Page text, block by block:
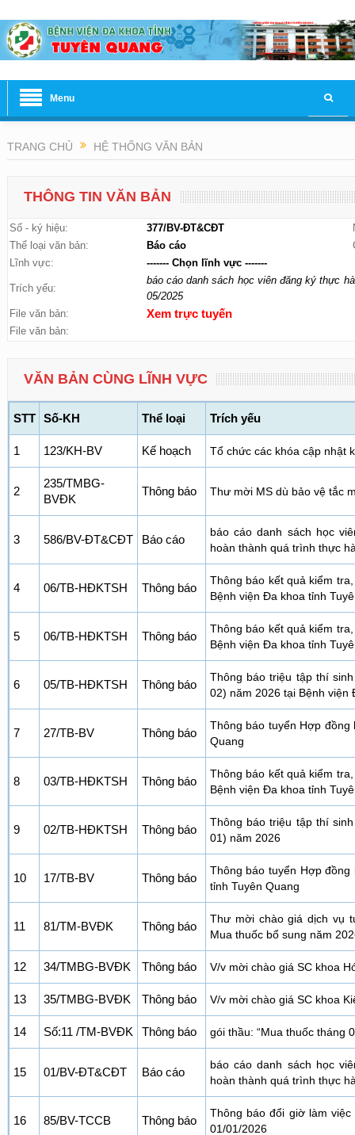
Menu
TRANG CHỦ HỆ THỐNG VĂN BẢN
THÔNG TIN VĂN BẢN
Số - ký hiệu: 377/BV-ĐT&CĐT
Thể loại văn bản:
Báo cáo
Lĩnh vực:
------- Chọn lĩnh vực -------
Trích yếu:
báo cáo danh sách học viên đăng ký thực
05/2025
File văn bản:
Xem trực tuyến
File văn bản:
VĂN BẢN CÙNG LĨNH VỰC
STT Số-KH Thể loại Trích yếu
1 123/KH-BV Kế hoạch Tổ chức các khóa cập nhật
2
235/TMBG-
BVĐK
Thông báo Thư mời MS dù bảo vệ tắc
3 586/BV-ĐT&CĐT Báo cáo
báo cáo danh sách học
hoàn thành quá trình thực
4 06/TB-HĐKTSH Thông báo
Thông báo kết quả kiểm
Bệnh viện Đa khoa tỉnh
5 06/TB-HĐKTSH Thông báo
Thông báo kết quả kiểm
Bệnh viện Đa khoa tỉnh
6 05/TB-HĐKTSH Thông báo
Thông báo triệu tập thí
02) năm 2026 tại Bệnh viện
7 27/TB-BV Thông báo
Thông báo tuyển Hợp
Quang
8 03/TB-HĐKTSH Thông báo
Thông báo kết quả kiểm
Bệnh viện Đa khoa tỉnh
9 02/TB-HĐKTSH Thông báo
Thông báo triệu tập thí
01) năm 2026
10 17/TB-BV Thông báo
Thông báo tuyển Hợp
tỉnh Tuyên Quang
11 81/TM-BVĐK Thông báo
Thư mời chào giá dịch vụ
Mua thuốc bổ sung năm
12 34/TMBG-BVĐK Thông báo V/v mời chào giá SC khoa
13 35/TMBG-BVĐK Thông báo V/v mời chào giá SC khoa
14 Số:11 /TM-BVĐK Thông báo gói thầu: “Mua thuốc tháng
15 01/BV-ĐT&CĐT Báo cáo
báo cáo danh sách học
hoàn thành quá trình thực
16 85/BV-TCCB Thông báo
Thông báo đổi giờ làm
01/01/2026